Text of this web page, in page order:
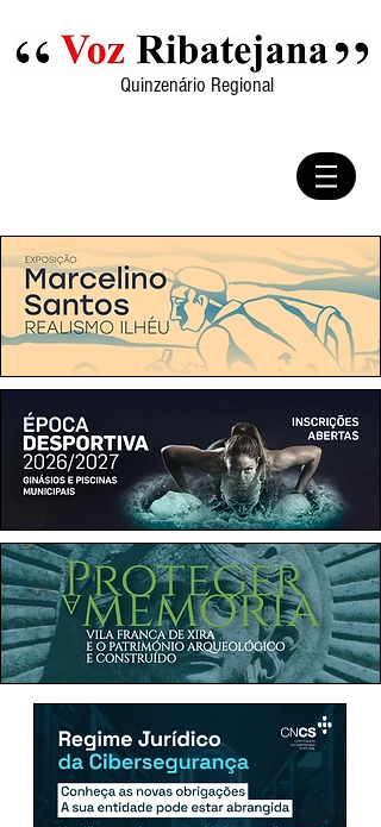
Quinzenário Regional